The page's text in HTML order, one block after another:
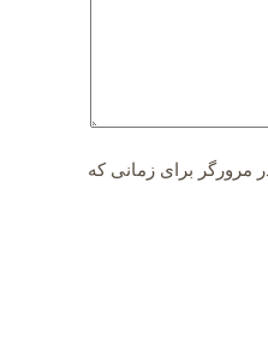
مرورگر برای زمانی که